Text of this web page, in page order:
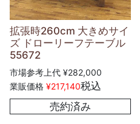
拡張時260cm 大きめサイ
ズ ドローリーフテーブル
55672
市場参考上代 ¥282,000
業販価格 ¥217,140税込
売約済み